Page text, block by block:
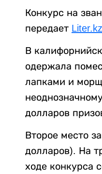
Конкурс на
передает Liter.kz
В
одержала
лапками и
долларов
Второе место
долларов). На
ходе конкурса